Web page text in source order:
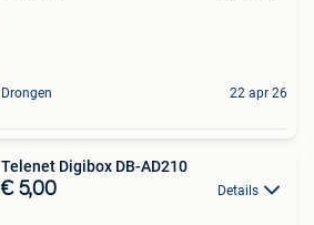
Drongen 22 apr 26
Telenet Digibox DB-AD210
€ 5,00 Details